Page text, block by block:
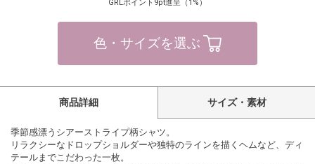
GRLポイント9pt進呈（1%）
色・サイズを選ぶ
商品詳細 サイズ・素材
季節感漂うシアーストライプ柄シャツ。
リラクシーなドロップショルダーや独特のラインを描くヘムなど、ディ
テールまでこだわった一枚。